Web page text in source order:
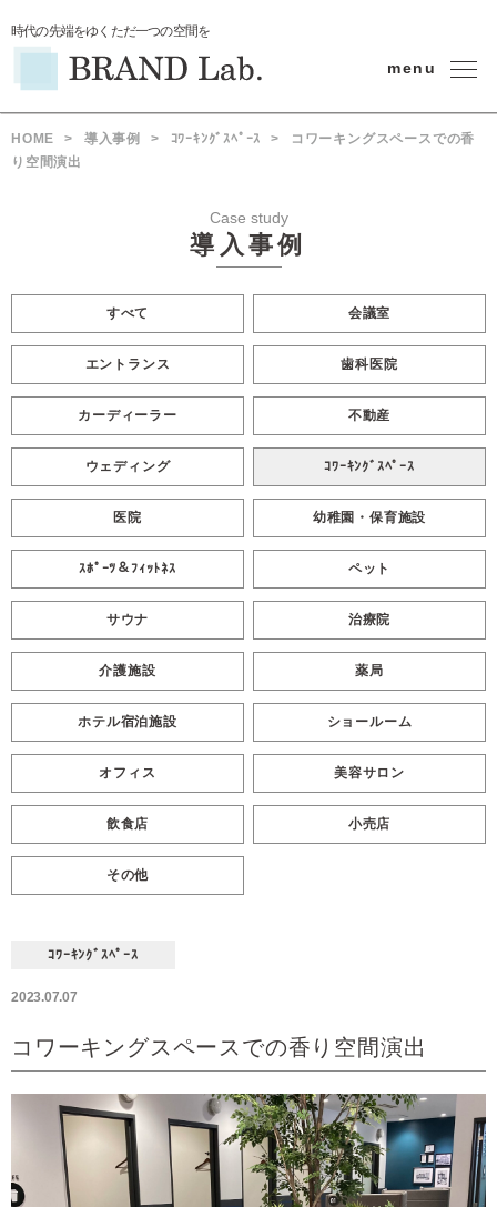
時代の先端をゆくただ一つの空間を
menu
HOME > 導入事例 > ｺﾜｰｷﾝｸﾞｽﾍﾟｰｽ >
コワーキングスペースでの香
り空間演出
Case study
導入事例
すべて 会議室
エントランス 歯科医院
カーディーラー 不動産
ウェディング ｺﾜｰｷﾝｸﾞｽﾍﾟｰｽ
医院 幼稚園・保育施設
ｽﾎﾟｰﾂ＆ﾌｨｯﾄﾈｽ ペット
サウナ 治療院
介護施設 薬局
ホテル宿泊施設 ショールーム
オフィス 美容サロン
飲食店 小売店
その他
ｺﾜｰｷﾝｸﾞｽﾍﾟｰｽ
2023.07.07
コワーキングスペースでの香り空間演出